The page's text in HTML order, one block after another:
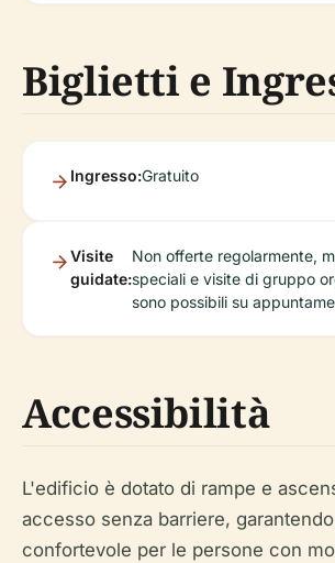
Biglietti e
Ingresso:Gratuito
Visite
guidate:
Non offerte regolarmente,
speciali e visite di gruppo
sono possibili su
Accessibilità
L'edificio è dotato di rampe e
accesso senza barriere,
confortevole per le persone con